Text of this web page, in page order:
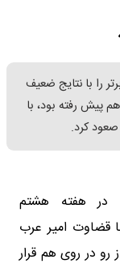
را با نتایج ضعیف
پیش رفته بود، با
کرد.
در هفته هشتم
امروز یکشنبه ۴ آبان با قضاوت امیر عرب
شیراز رو در روی هم قرار